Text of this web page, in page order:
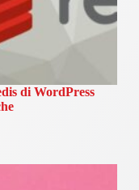
di WordPress